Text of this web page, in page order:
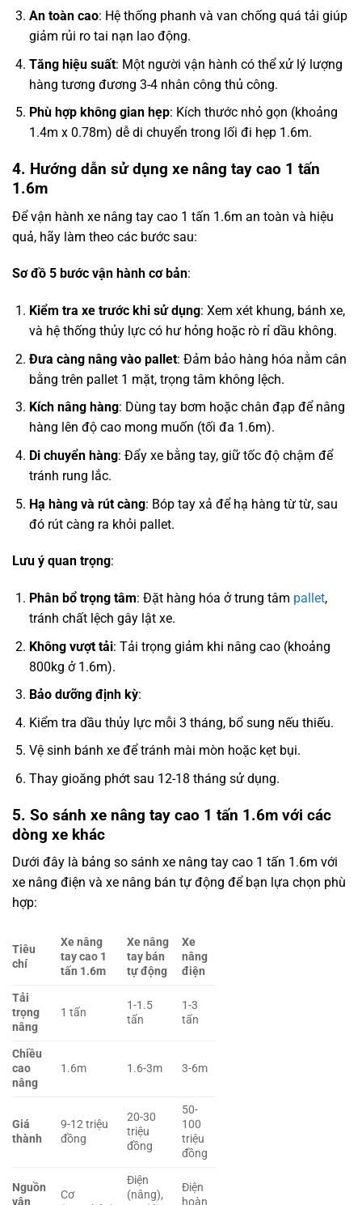
An toàn cao: Hệ thống phanh và van chống quá tải giúp
giảm rủi ro tai nạn lao động.
Tăng hiệu suất: Một người vận hành có thể xử lý lượng
hàng tương đương 3-4 nhân công thủ công.
Phù hợp không gian hẹp: Kích thước nhỏ gọn (khoảng
1.4m x 0.78m) dễ di chuyển trong lối đi hẹp 1.6m.
4. Hướng dẫn sử dụng xe nâng tay cao 1 tấn
1.6m
Để vận hành xe nâng tay cao 1 tấn 1.6m an toàn và hiệu
quả, hãy làm theo các bước sau:
Sơ đồ 5 bước vận hành cơ bản:
Kiểm tra xe trước khi sử dụng: Xem xét khung, bánh xe,
và hệ thống thủy lực có hư hỏng hoặc rò rỉ dầu không.
Đưa càng nâng vào pallet: Đảm bảo hàng hóa nằm cân
bằng trên pallet 1 mặt, trọng tâm không lệch.
Kích nâng hàng: Dùng tay bơm hoặc chân đạp để nâng
hàng lên độ cao mong muốn (tối đa 1.6m).
Di chuyển hàng: Đẩy xe bằng tay, giữ tốc độ chậm để
tránh rung lắc.
Hạ hàng và rút càng: Bóp tay xả để hạ hàng từ từ, sau
đó rút càng ra khỏi pallet.
Lưu ý quan trọng:
Phân bổ trọng tâm: Đặt hàng hóa ở trung tâm pallet,
tránh chất lệch gây lật xe.
Không vượt tải: Tải trọng giảm khi nâng cao (khoảng
800kg ở 1.6m).
Bảo dưỡng định kỳ:
Kiểm tra dầu thủy lực mỗi 3 tháng, bổ sung nếu thiếu.
Vệ sinh bánh xe để tránh mài mòn hoặc kẹt bụi.
Thay gioăng phớt sau 12-18 tháng sử dụng.
5. So sánh xe nâng tay cao 1 tấn 1.6m với các
dòng xe khác
Dưới đây là bảng so sánh xe nâng tay cao 1 tấn 1.6m với
xe nâng điện và xe nâng bán tự động để bạn lựa chọn phù
hợp:
Tiêu
chí
Xe nâng
tay cao 1
tấn 1.6m
Xe nâng
tay bán
tự động
Xe
nâng
điện
Tải
trọng
nâng
1 tấn
1-1.5
tấn
1-3
tấn
Chiều
cao
nâng
1.6m 1.6-3m 3-6m
Giá
thành
9-12 triệu
đồng
20-30
triệu
đồng
50-
100
triệu
đồng
Nguồn
Cơ
Điện
(nâng),
Điện